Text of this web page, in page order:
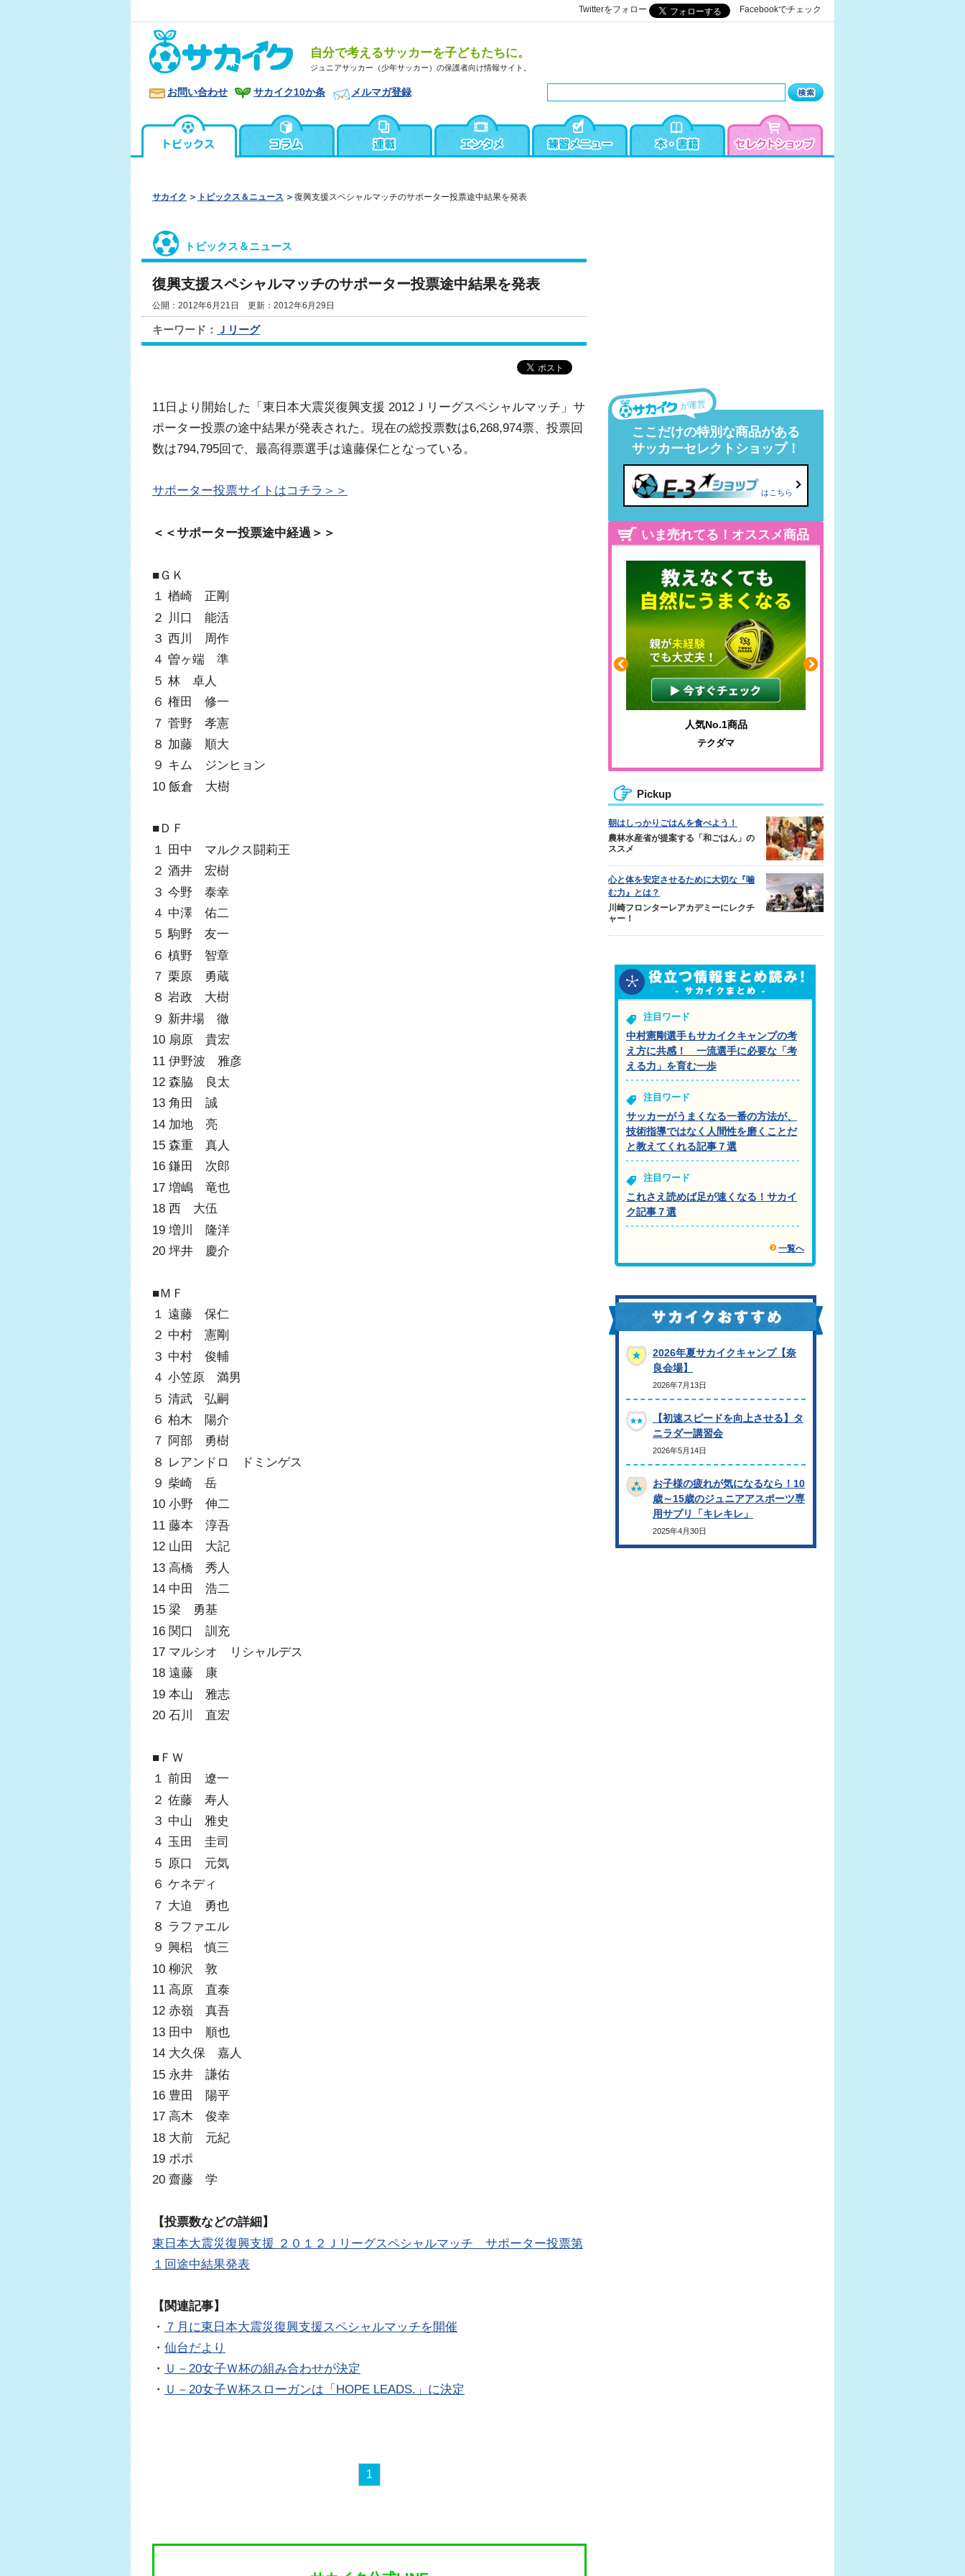
Twitterをフォロー Facebookでチェック
自分で考えるサッカーを子どもたちに。
ジュニアサッカー（少年サッカー）の保護者向け情報サイト。
お問い合わせ サカイク10か条 メルマガ登録
サカイク トピックス＆ニュース 復興支援スペシャルマッチのサポーター投票途中結果を発表
トピックス＆ニュース
復興支援スペシャルマッチのサポーター投票途中結果を発表
公開：2012年6月21日 更新：2012年6月29日
キーワード： Ｊリーグ
11日より開始した「東日本大震災復興支援 2012Ｊリーグスペシャルマッチ」サ
ポーター投票の途中結果が発表された。現在の総投票数は6,268,974票、投票回
数は794,795回で、最高得票選手は遠藤保仁となっている。
サポーター投票サイトはコチラ＞＞
＜＜サポーター投票途中経過＞＞
■ＧＫ
１ 楢崎 正剛
２ 川口 能活
３ 西川 周作
４ 曽ヶ端 準
５ 林 卓人
６ 権田 修一
７ 菅野 孝憲
８ 加藤 順大
９ キム ジンヒョン
10 飯倉 大樹
■ＤＦ
１ 田中 マルクス闘莉王
２ 酒井 宏樹
３ 今野 泰幸
４ 中澤 佑二
５ 駒野 友一
６ 槙野 智章
７ 栗原 勇蔵
８ 岩政 大樹
９ 新井場 徹
10 扇原 貴宏
11 伊野波 雅彦
12 森脇 良太
13 角田 誠
14 加地 亮
15 森重 真人
16 鎌田 次郎
17 増嶋 竜也
18 西 大伍
19 増川 隆洋
20 坪井 慶介
■ＭＦ
１ 遠藤 保仁
２ 中村 憲剛
３ 中村 俊輔
４ 小笠原 満男
５ 清武 弘嗣
６ 柏木 陽介
７ 阿部 勇樹
８ レアンドロ ドミンゲス
９ 柴崎 岳
10 小野 伸二
11 藤本 淳吾
12 山田 大記
13 高橋 秀人
14 中田 浩二
15 梁 勇基
16 関口 訓充
17 マルシオ リシャルデス
18 遠藤 康
19 本山 雅志
20 石川 直宏
■ＦＷ
１ 前田 遼一
２ 佐藤 寿人
３ 中山 雅史
４ 玉田 圭司
５ 原口 元気
６ ケネディ
７ 大迫 勇也
８ ラファエル
９ 興梠 慎三
10 柳沢 敦
11 高原 直泰
12 赤嶺 真吾
13 田中 順也
14 大久保 嘉人
15 永井 謙佑
16 豊田 陽平
17 高木 俊幸
18 大前 元紀
19 ポポ
20 齋藤 学
【投票数などの詳細】
東日本大震災復興支援 ２０１２Ｊリーグスペシャルマッチ サポーター投票第
１回途中結果発表
【関連記事】
・ ７月に東日本大震災復興支援スペシャルマッチを開催
・ 仙台だより
・ Ｕ－20女子Ｗ杯の組み合わせが決定
・ Ｕ－20女子Ｗ杯スローガンは「HOPE LEADS.」に決定
1
が運営
ここだけの特別な商品がある
サッカーセレクトショップ！
はこちら
いま売れてる！オススメ商品
人気No.1商品
テクダマ
Pickup
朝はしっかりごはんを食べよう！
農林水産省が提案する「和ごはん」の
ススメ
心と体を安定させるために大切な『噛
む力』とは？
川崎フロンターレアカデミーにレクチ
ャー！
注目ワード
中村憲剛選手もサカイクキャンプの考
え方に共感！ 一流選手に必要な「考
える力」を育む一歩
注目ワード
サッカーがうまくなる一番の方法が、
技術指導ではなく人間性を磨くことだ
と教えてくれる記事７選
注目ワード
これさえ読めば足が速くなる！サカイ
ク記事７選
一覧へ
2026年夏サカイクキャンプ【奈
良会場】
2026年7月13日
【初速スピードを向上させる】タ
ニラダー講習会
2026年5月14日
お子様の疲れが気になるなら！10
歳～15歳のジュニアアスポーツ専
用サプリ「キレキレ」
2025年4月30日